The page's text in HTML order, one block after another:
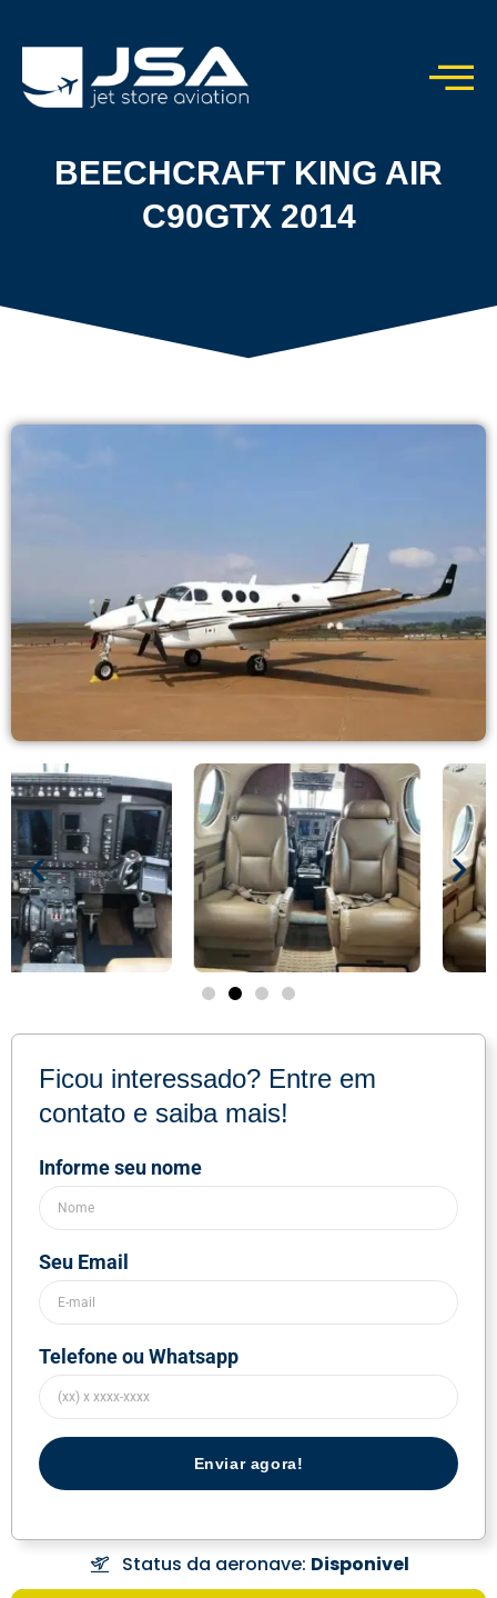
BEECHCRAFT KING AIR
C90GTX 2014
Ficou interessado? Entre em
contato e saiba mais!
Informe seu nome
Seu Email
Telefone ou Whatsapp
Enviar agora!
Status da aeronave: Disponivel